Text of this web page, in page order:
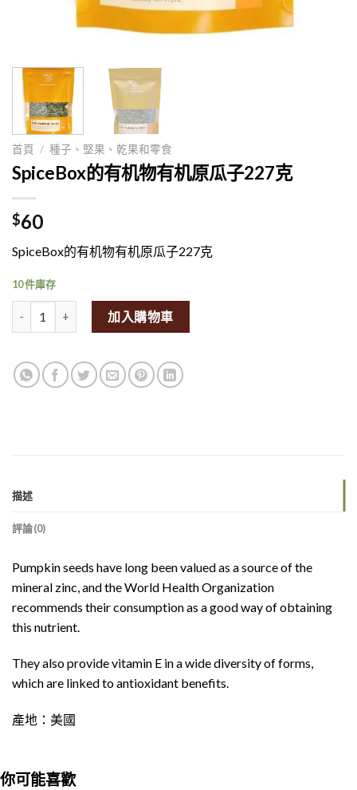
首頁 / 種子、堅果、乾果和零食
SpiceBox的有机物有机原瓜子227克
$60
SpiceBox的有机物有机原瓜子227克
10 件庫存
SpiceBox Organics Organic Raw Pumpkin Seeds 227g量
加入購物車
描述
評論(0)
Pumpkin seeds have long been valued as a source of the
mineral zinc, and the World Health Organization
recommends their consumption as a good way of obtaining
this nutrient.
They also provide vitamin E in a wide diversity of forms,
which are linked to antioxidant benefits.
產地：美國
你可能喜歡